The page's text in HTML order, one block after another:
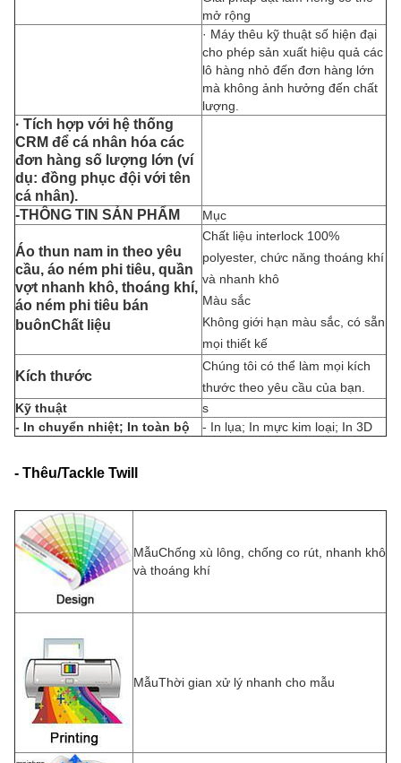
mở rộng
· Máy thêu kỹ thuật số hiện đại
cho phép sản xuất hiệu quả các
lô hàng nhỏ đến đơn hàng lớn
mà không ảnh hưởng đến chất
lượng.
· Tích hợp với hệ thống
CRM để cá nhân hóa các
đơn hàng số lượng lớn (ví
dụ: đồng phục đội với tên
cá nhân).
-THÔNG TIN SẢN PHẨM
Mục
Áo thun nam in theo yêu
cầu, áo ném phi tiêu, quần
vợt nhanh khô, thoáng khí,
áo ném phi tiêu bán
buônChất liệu
Chất liệu interlock 100%
polyester, chức năng thoáng khí
và nhanh khô
Màu sắc
Không giới hạn màu sắc, có sẵn
mọi thiết kế
Kích thước
Chúng tôi có thể làm mọi kích
thước theo yêu cầu của bạn.
Kỹ thuật
s
- In chuyển nhiệt; In toàn bộ
- In lụa; In mực kim loại; In 3D
- Thêu/Tackle Twill
MẫuChống xù lông, chống co rút, nhanh khô
và thoáng khí
MẫuThời gian xử lý nhanh cho mẫu